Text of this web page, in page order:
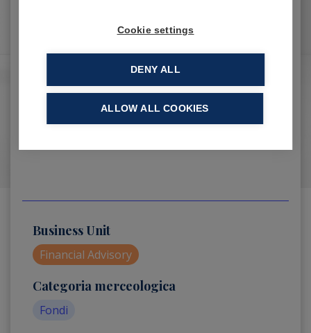
Cookie settings
DENY ALL
ALLOW ALL COOKIES
Business Unit
Financial Advisory
Categoria merceologica
Fondi